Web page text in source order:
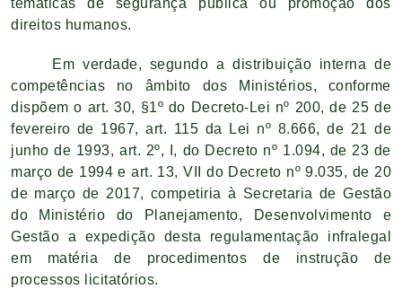
temáticas de segurança pública ou promoção dos
direitos humanos.
Em verdade, segundo a distribuição interna de
competências no âmbito dos Ministérios, conforme
dispõem o art. 30, §1º do Decreto-Lei nº 200, de 25 de
fevereiro de 1967, art. 115 da Lei nº 8.666, de 21 de
junho de 1993, art. 2º, I, do Decreto nº 1.094, de 23 de
março de 1994 e art. 13, VII do Decreto nº 9.035, de 20
de março de 2017, competiria à Secretaria de Gestão
do Ministério do Planejamento, Desenvolvimento e
Gestão a expedição desta regulamentação infralegal
em matéria de procedimentos de instrução de
processos licitatórios.